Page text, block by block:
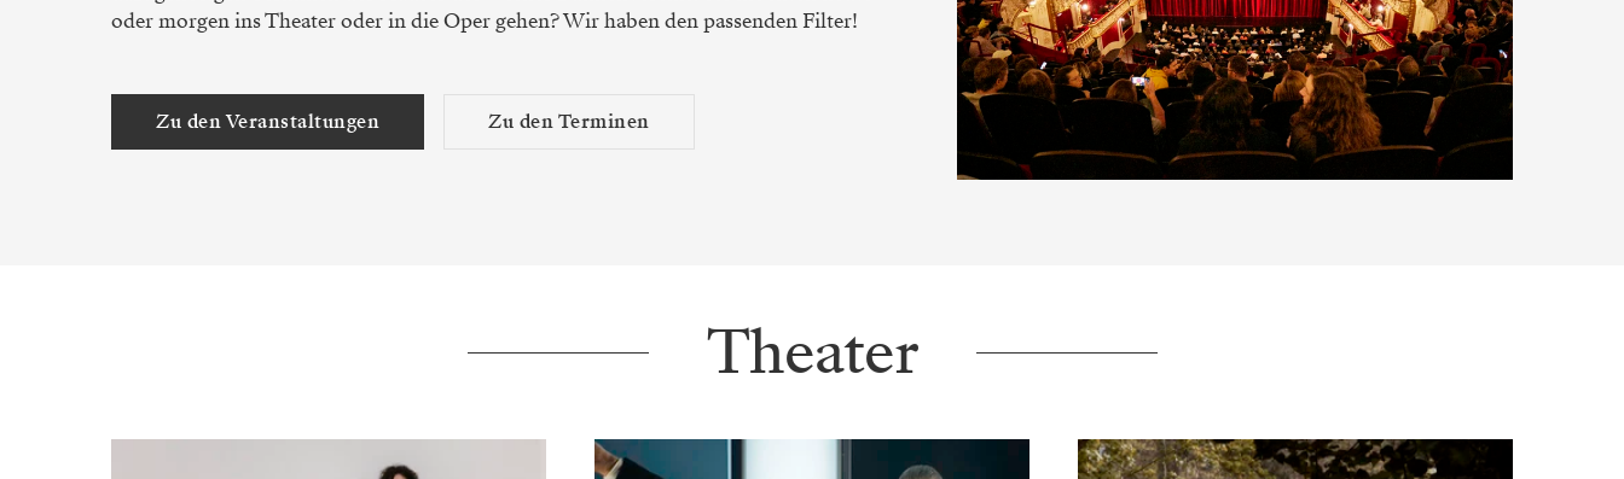
oder morgen ins Theater oder in die Oper gehen? Wir haben den passenden Filter!
Zu den Veranstaltungen Zu den Terminen
Theater